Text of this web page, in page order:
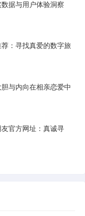
据与用户体验洞察
：寻找真爱的数字旅
与内向在相亲恋爱中
官方网址：真诚寻